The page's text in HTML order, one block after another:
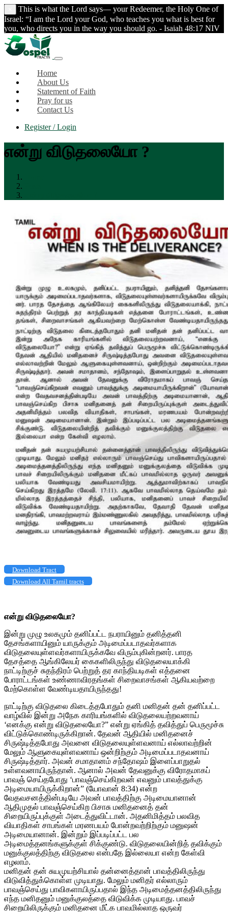
This is what the Lord says— your Redeemer, the Holy One of
Israel: “I am the Lord your God, who teaches you what is best for
you, who directs you in the way you should go. - Isaiah 48:17 NIV
Home
About Us
Statement of Faith
Pray for us
Contact Us
Register / Login
என்று விடுதலையோ ?
Download Tract
Download All Tamil tracts
என்று விடுதலையோ?
இன்று முழு உலகமும் தனிப்பட்ட நபராயினும் தனித்தனி
தேசங்களாயினும் யாருக்கும் அடிமைப்படாதவர்களாக
விடுதலையுள்ளவர்களாயிருக்கவே விரும்புகின்றனர். பாரத
தேசத்தை ஆங்கிலேயர் கைகளிலிருந்து விடுதலையாக்கி
நாட்டிற்குச் சுதந்திரம் பெற்றுத் தர காந்தியடிகள் எத்தனை
போராட்டங்கள் உண்ணாவிரதங்கள் சிறைவாசங்கள் ஆகியவற்றை
மேற்கொள்ள வேண்டியதாயிருந்தது!
நாட்டிற்கு விடுதலை கிடைத்தபோதும் தனி மனிதன் தன் தனிப்பட்ட
வாழ்வில் இன்று அநேக காரியங்களில் விடுதலையற்றவனாய்
‘எனக்கு என்று விடுதலையோ?” என்று ஏங்கித் தவித்துப் பெருமூச்சு
விட்டுக்கொண்டிருக்கிறான். தேவன் ஆதியில் மனிதனைச்
சிருஷ்டித்தபோது அவனை விடுதலையுள்ளவனாய் எல்லாவற்றின்
மேலும் ஆளுகையுள்ளவனாய் ஒன்றிற்கும் அடிமைப்படாதவனாய்
சிருஷ்டித்தார். அவன் சமாதானம் சந்தோஷம் இளைப்பாறுதல்
உள்ளவனாயிருந்தான். ஆனால் அவன் தேவனுக்கு விரோதமாகப்
பாவஞ் செய்தபோது ‘பாவஞ்செய்கிறவன் எவனும் பாவத்துக்கு
அடிமையாயிருக்கிறான்” (யோவான் 8:34) என்ற
வேதவசனத்தின்படியே அவன் பாவத்திற்கு அடிமையானான்
ஆதிமுதல் பாவஞ்செய்கிற பிசாசு மனிதனைத் தன்
சிறையிருப்புக்குள் அடைத்துவிட்டான். அதனிமித்தம் பலவித
வியாதிகள் சாபங்கள் மரணபயம் போன்றவற்றிற்கும் மனுஷன்
அடிமையானான். இன்றும் இப்படிப்பட்ட பல
அடிமைத்தனங்களுக்குள் சிக்குண்டு. விடுதலையின்றித் தவிக்கும்
மனுக்குலத்திற்கு விடுதலை என்பதே இல்லையா என்ற கேள்வி
எழலாம்.
மனிதன் தன் சுயமுயற்சியால் தன்னைத்தான் பாவத்திலிருந்து
விடுவித்துக்கொள்ள முடியாது. மேலும் மனிதர் எல்லாரும்
பாவஞ்செய்து பாவிகளாயிருப்பதால் இந்த அடிமைத்தனத்திலிருந்து
எந்த மனிதனும் மனுக்குலத்தை விடுவிக்க முடியாது. பாவச்
சிறையிலிருக்கும் மனிதனை மீட்க பாவமில்லாத ஒருவர்